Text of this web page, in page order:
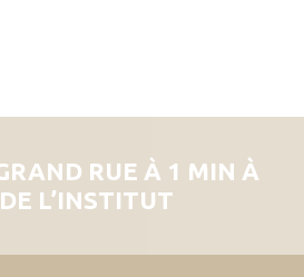
RUE À 1 MIN À
L’INSTITUT